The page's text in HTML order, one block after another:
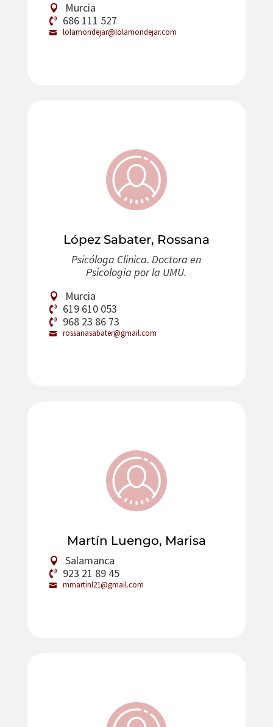
Murcia
686 111 527
lolamondejar@lolamondejar.com
López Sabater, Rossana
Psicóloga Clinica. Doctora en
Psicologia por la UMU.
Murcia
619 610 053
968 23 86 73
rossanasabater@gmail.com
Martín Luengo, Marisa
Salamanca
923 21 89 45
mmartinl21@gmail.com